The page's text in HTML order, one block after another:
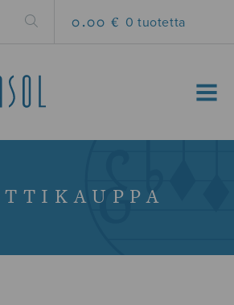
0.00 € 0 tuotetta
MENU